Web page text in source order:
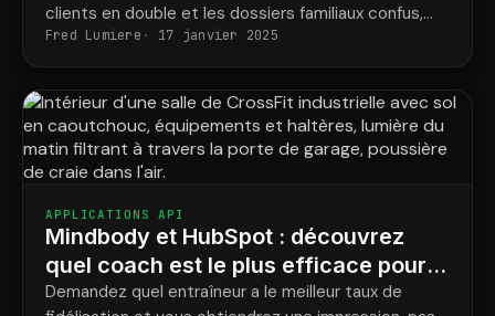
clients en double et les dossiers familiaux confus,
voici comment ce travail de nettoyage disparaît.
Fred Lumiere 17 janvier 2025
APPLICATIONS API
Mindbody et HubSpot : découvrez
quel coach est le plus efficace pour
fidéliser les clients de votre salle de
Demandez quel entraîneur a le meilleur taux de